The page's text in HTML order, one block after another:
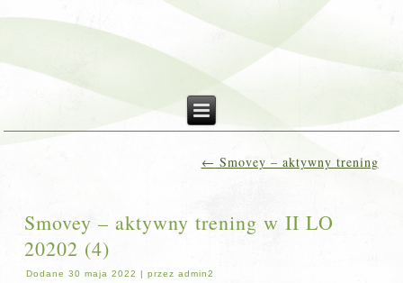
← Smovey – aktywny trening
Smovey – aktywny trening w II LO
20202 (4)
Dodane 30 maja 2022 |przez admin2